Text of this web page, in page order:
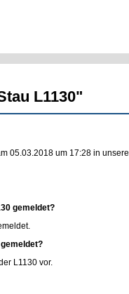
L1130"
05.03.2018 um 17:28 in
gemeldet?
L1130 vor.